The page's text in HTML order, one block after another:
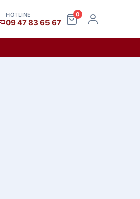
HOTLINE
09 47 83 65 67
0